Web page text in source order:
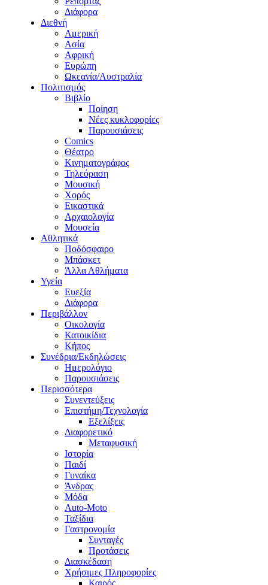
Διάφορα
Διεθνή
Αμερική
Ασία
Αφρική
Ευρώπη
Ωκεανία/Αυστραλία
Πολιτισμός
Βιβλίο
Ποίηση
Νέες κυκλοφορίες
Παρουσιάσεις
Comics
Θέατρο
Κινηματογράφος
Τηλεόραση
Μουσική
Χορός
Εικαστικά
Αρχαιολογία
Μουσεία
Αθλητικά
Ποδόσφαιρο
Μπάσκετ
Άλλα Αθλήματα
Υγεία
Ευεξία
Διάφορα
Περιβάλλον
Οικολογία
Κατοικίδια
Κήπος
Συνέδρια/Εκδηλώσεις
Ημερολόγιο
Παρουσιάσεις
Περισσότερα
Συνεντεύξεις
Επιστήμη/Τεχνολογία
Εξελίξεις
Διαφορετικό
Μεταφυσική
Ιστορία
Παιδί
Γυναίκα
Άνδρας
Μόδα
Auto-Moto
Ταξίδια
Γαστρονομία
Συνταγές
Προτάσεις
Διασκέδαση
Χρήσιμες Πληροφορίες
Καιρός